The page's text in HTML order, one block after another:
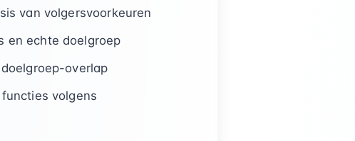
van volgersvoorkeuren
en echte doelgroep
overlap
volgens